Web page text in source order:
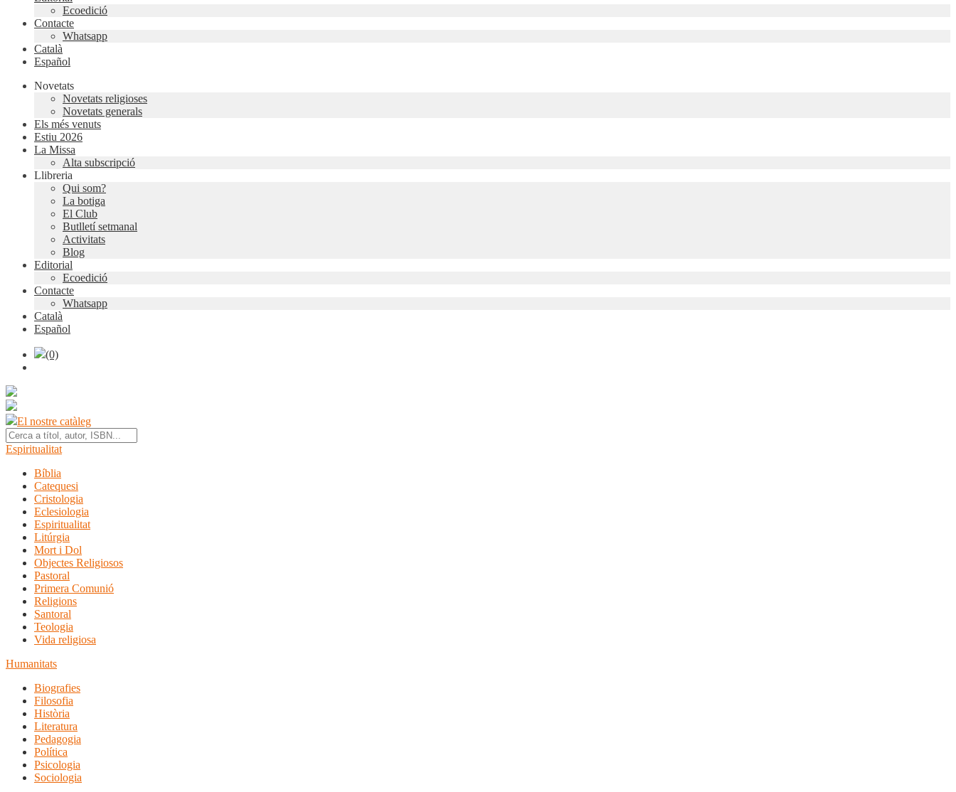
Ecoedició
Contacte
Whatsapp
Català
Español
Novetats
Novetats religioses
Novetats generals
Els més venuts
Estiu 2026
La Missa
Alta subscripció
Llibreria
Qui som?
La botiga
El Club
Butlletí setmanal
Activitats
Blog
Editorial
Ecoedició
Contacte
Whatsapp
Català
Español
(0)
El nostre catàleg
Espiritualitat
Bíblia
Catequesi
Cristologia
Eclesiologia
Espiritualitat
Litúrgia
Mort i Dol
Objectes Religiosos
Pastoral
Primera Comunió
Religions
Santoral
Teologia
Vida religiosa
Humanitats
Biografies
Filosofia
Història
Literatura
Pedagogia
Política
Psicologia
Sociologia